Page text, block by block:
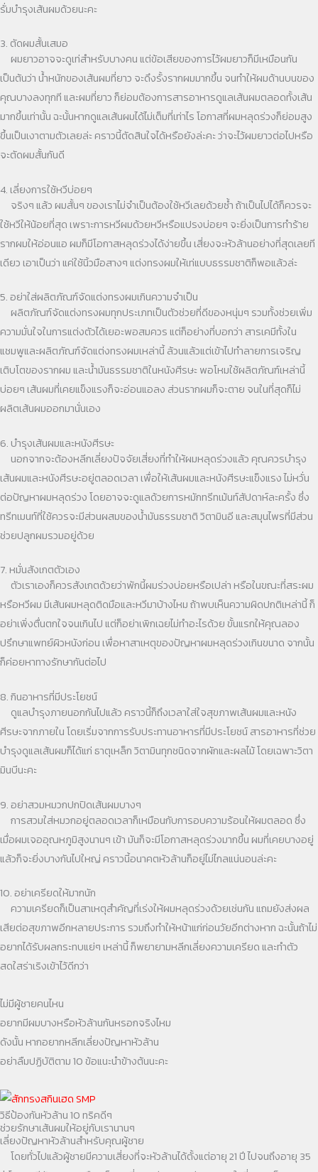
รั่มบำรุงเส้นผมด้วยนะคะ
3. ตัดผมสั้นเสมอ
ผมยาวอาจจะดูเท่สำหรับบางคน แต่ข้อเสียของการไว้ผมยาวก็มีเหมือนกัน
เป็นต้นว่า น้ำหนักของเส้นผมที่ยาว จะดึงรั้งรากผมมากขึ้น จนทำให้ผมด้านบนของ
คุณบางลงทุกที และผมที่ยาว ก็ย่อมต้องการสารอาหารดูแลเส้นผมตลอดทั้งเส้น
มากขึ้นเท่านั้น ฉะนั้นหากดูแลเส้นผมได้ไม่เต็มที่เท่าไร โอกาสที่ผมหลุดร่วงก็ย่อมสูง
ขึ้นเป็นเงาตามตัวเลยล่ะ คราวนี้ตัดสินใจได้หรือยังล่ะคะ ว่าจะไว้ผมยาวต่อไปหรือ
จะตัดผมสั้นกันดี
4. เลี่ยงการใช้หวีบ่อยๆ
จริงๆ แล้ว ผมสั้นๆ ของเราไม่จำเป็นต้องใช้หวีเลยด้วยซ้ำ ถ้าเป็นไปได้ก็ควรจะ
ใช้หวีให้น้อยที่สุด เพราะการหวีผมด้วยหวีหรือแปรงบ่อยๆ จะยิ่งเป็นการทำร้าย
รากผมให้อ่อนแอ ผมก็มีโอกาสหลุดร่วงได้ง่ายขึ้น เสี่ยงจะหัวล้านอย่างที่สุดเลยที
เดียว เอาเป็นว่า แค่ใช้นิ้วมือสางๆ แต่งทรงผมให้เท่แบบธรรมชาติก็พอแล้วล่ะ
5. อย่าใส่ผลิตภัณฑ์จัดแต่งทรงผมเกินความจำเป็น
ผลิตภัณฑ์จัดแต่งทรงผมทุกประเภทเป็นตัวช่วยที่ดีของหนุ่มๆ รวมทั้งช่วยเพิ่ม
ความมั่นใจในการแต่งตัวได้เยอะพอสมควร แต่ก็อย่างที่บอกว่า สารเคมีทั้งใน
แชมพูและผลิตภัณฑ์จัดแต่งทรงผมเหล่านี้ ล้วนแล้วแต่เข้าไปทำลายการเจริญ
เติบโตของรากผม และน้ำมันธรรมชาติในหนังศีรษะ พอโหมใช้ผลิตภัณฑ์เหล่านี้
บ่อยๆ เส้นผมที่เคยแข็งแรงก็จะอ่อนแอลง ส่วนรากผมก็จะตาย จนในที่สุดก็ไม่
ผลิตเส้นผมออกมานั่นเอง
6. บำรุงเส้นผมและหนังศีรษะ
นอกจากจะต้องหลีกเลี่ยงปัจจัยเสี่ยงที่ทำให้ผมหลุดร่วงแล้ว คุณควรบำรุง
เส้นผมและหนังศีรษะอยู่ตลอดเวลา เพื่อให้เส้นผมและหนังศีรษะแข็งแรง ไม่หวั่น
ต่อปัญหาผมหลุดร่วง โดยอาจจะดูแลด้วยการหมักทรีทเม้นท์สัปดาห์ละครั้ง ซึ่ง
ทรีทเมนท์ที่ใช้ควรจะมีส่วนผสมของน้ำมันธรรมชาติ วิตามินอี และสมุนไพรที่มีส่วน
ช่วยปลูกผมรวมอยู่ด้วย
7. หมั่นสังเกตตัวเอง
ตัวเราเองก็ควรสังเกตด้วยว่าพักนี้ผมร่วงบ่อยหรือเปล่า หรือในขณะที่สระผม
หรือหวีผม มีเส้นผมหลุดติดมือและหวีมาบ้างไหม ถ้าพบเห็นความผิดปกติเหล่านี้ ก็
อย่าเพิ่งตื่นตกใจจนเกินไป แต่ก็อย่าเพิกเฉยไม่ทำอะไรด้วย ขั้นแรกให้คุณลอง
ปรึกษาแพทย์ผิวหนังก่อน เพื่อหาสาเหตุของปัญหาผมหลุดร่วงเกินขนาด จากนั้น
ก็ค่อยหาทางรักษากันต่อไป
8. กินอาหารที่มีประโยชน์
ดูแลบำรุงภายนอกกันไปแล้ว คราวนี้ก็ถึงเวลาใส่ใจสุขภาพเส้นผมและหนัง
ศีรษะจากภายใน โดยเริ่มจากการรับประทานอาหารที่มีประโยชน์ สารอาหารที่ช่วย
บำรุงดูแลเส้นผมก็ได้แก่ ธาตุเหล็ก วิตามินทุกชนิดจากผักและผลไม้ โดยเฉพาะวิตา
มินบีนะคะ
9. อย่าสวมหมวกปกปิดเส้นผมบางๆ
การสวมใส่หมวกอยู่ตลอดเวลาก็เหมือนกับการอบความร้อนให้ผมตลอด ซึ่ง
เมื่อผมเจออุณหภูมิสูงนานๆ เข้า มันก็จะมีโอกาสหลุดร่วงมากขึ้น ผมที่เคยบางอยู่
แล้วก็จะยิ่งบางกันไปใหญ่ คราวนี้อนาคตหัวล้านก็อยู่ไม่ไกลแน่นอนล่ะคะ
10. อย่าเครียดให้มากนัก
ความเครียดก็เป็นสาเหตุสำคัญที่เร่งให้ผมหลุดร่วงด้วยเช่นกัน แถมยังส่งผล
เสียต่อสุขภาพอีกหลายประการ รวมถึงทำให้หน้าแก่ก่อนวัยอีกต่างหาก ฉะนั้นถ้าไม่
อยากได้รับผลกระทบแย่ๆ เหล่านี้ ก็พยายามหลีกเลี่ยงความเครียด และทำตัว
สดใสร่าเริงเข้าไว้ดีกว่า
ไม่มีผู้ชายคนไหน
อยากมีผมบางหรือหัวล้านกันหรอกจริงไหม
ดังนั้น หากอยากหลีกเลี่ยงปัญหาหัวล้าน
อย่าลืมปฏิบัติตาม 10 ข้อแนะนำข้างต้นนะคะ
วิธีป้องกันหัวล้าน 10 ทริคดีๆ
ช่วยรักษาเส้นผมให้อยู่กับเรานานๆ
เลี่ยงปัญหาหัวล้านสำหรับคุณผู้ชาย
โดยทั่วไปแล้วผู้ชายมีความเสี่ยงที่จะหัวล้านได้ตั้งแต่อายุ 21 ปี ไปจนถึงอายุ 35